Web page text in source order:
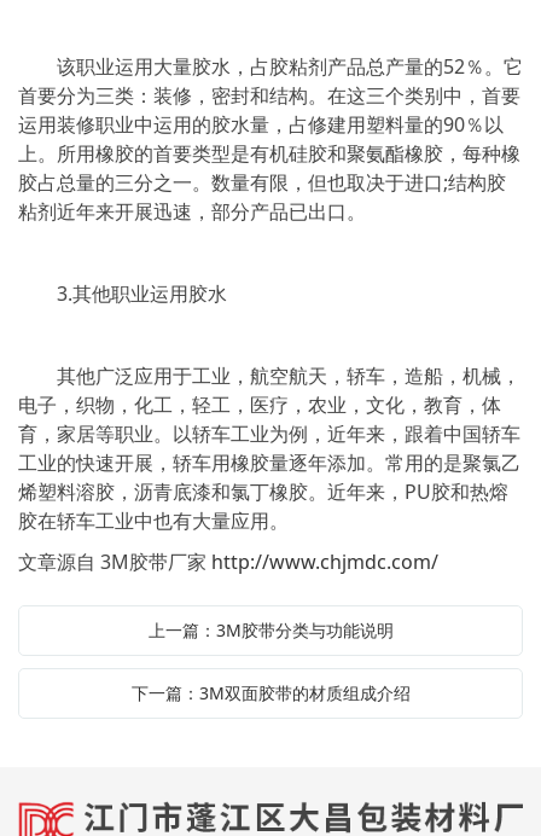
该职业运用大量胶水，占胶粘剂产品总产量的52％。它
首要分为三类：装修，密封和结构。在这三个类别中，首要
运用装修职业中运用的胶水量，占修建用塑料量的90％以
上。所用橡胶的首要类型是有机硅胶和聚氨酯橡胶，每种橡
胶占总量的三分之一。数量有限，但也取决于进口;结构胶
粘剂近年来开展迅速，部分产品已出口。
3.其他职业运用胶水
其他广泛应用于工业，航空航天，轿车，造船，机械，
电子，织物，化工，轻工，医疗，农业，文化，教育，体
育，家居等职业。以轿车工业为例，近年来，跟着中国轿车
工业的快速开展，轿车用橡胶量逐年添加。常用的是聚氯乙
烯塑料溶胶，沥青底漆和氯丁橡胶。近年来，PU胶和热熔
胶在轿车工业中也有大量应用。
文章源自 3M胶带厂家 http://www.chjmdc.com/
上一篇：3M胶带分类与功能说明
下一篇：3M双面胶带的材质组成介绍